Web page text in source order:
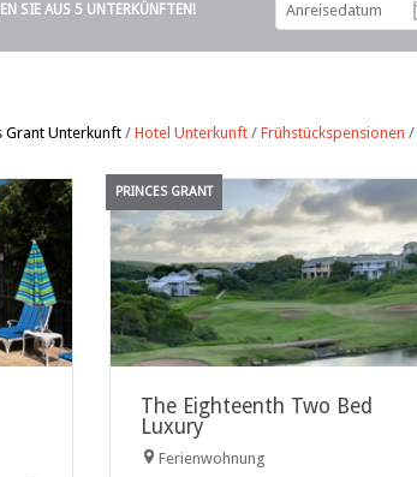
SIE AUS 5 UNTERKÜNFTEN!
Grant Unterkunft / Hotel Unterkunft / Frühstückspensionen /
PRINCES GRANT
The Eighteenth Two Bed
Luxury
Ferienwohnung